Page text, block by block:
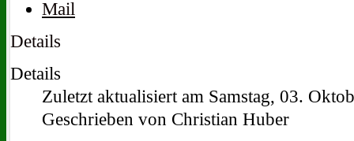
Details
Details
Zuletzt aktualisiert am Samstag, 03.
Geschrieben von Christian Huber